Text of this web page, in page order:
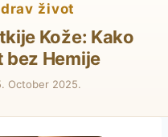
zdrav život
Kože: Kako
bez Hemije
October 2025.